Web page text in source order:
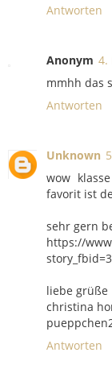
Antworten
Anonym 4.
mmhh das
Antworten
Unknown
wow
favorit ist
sehr gern
https://
liebe grüße
christina
Antworten